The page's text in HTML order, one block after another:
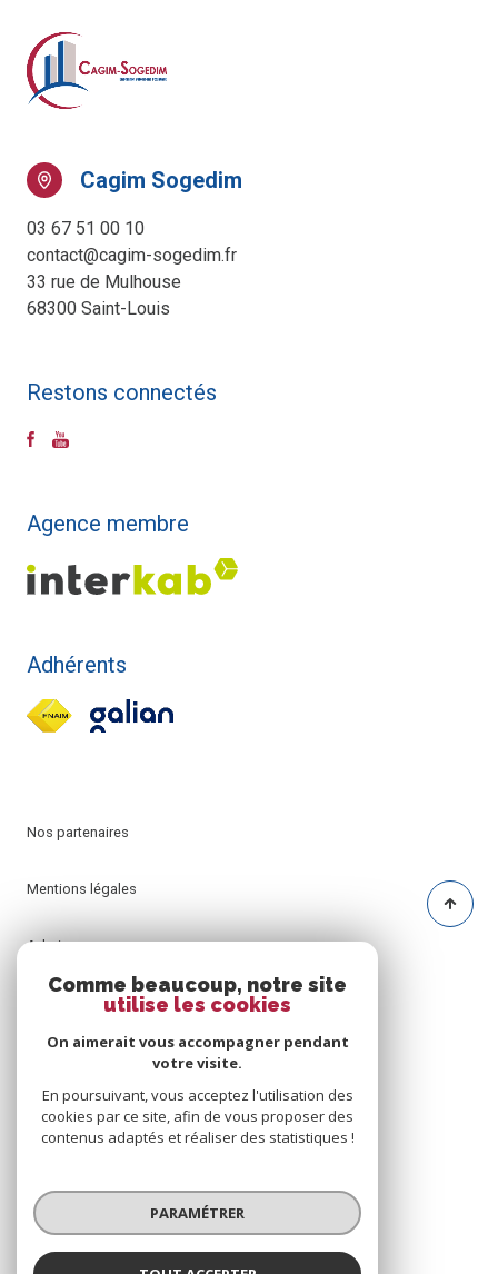
Cagim Sogedim
03 67 51 00 10
contact@cagim-sogedim.fr
33 rue de Mulhouse
68300 Saint-Louis
Restons connectés
Agence membre
Adhérents
Nos partenaires
Mentions légales
Admin
Nos honoraires
Cookies
© 2026 | Tous droits réservés
Réalisé par
Comme beaucoup, notre site
utilise les cookies
On aimerait vous accompagner pendant
votre visite.
En poursuivant, vous acceptez l'utilisation des
cookies par ce site, afin de vous proposer des
contenus adaptés et réaliser des statistiques !
PARAMÉTRER